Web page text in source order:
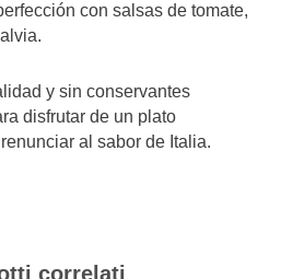
con salsas de tomate,
y sin conservantes
disfrutar de un plato
al sabor de Italia.
correlati